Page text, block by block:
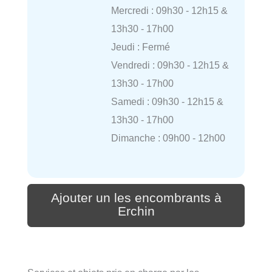
Mercredi : 09h30 - 12h15 &
13h30 - 17h00
Jeudi : Fermé
Vendredi : 09h30 - 12h15 &
13h30 - 17h00
Samedi : 09h30 - 12h15 &
13h30 - 17h00
Dimanche : 09h00 - 12h00
Ajouter un les encombrants à
Erchin